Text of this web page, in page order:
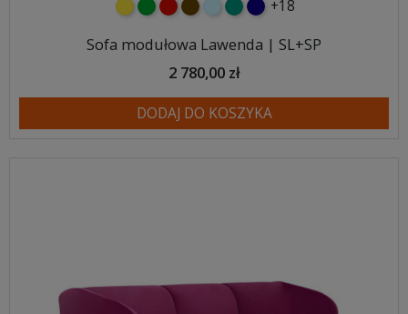
żółtyzielonyczerwony
czekoladowy
błękitnyturkusowy
granatowy
+18
Sofa modułowa Lawenda | SL+SP
2 780,00 zł
DODAJ DO KOSZYKA